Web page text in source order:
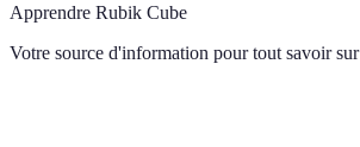
Apprendre Rubik Cube
Votre source d'information pour tout savoir sur